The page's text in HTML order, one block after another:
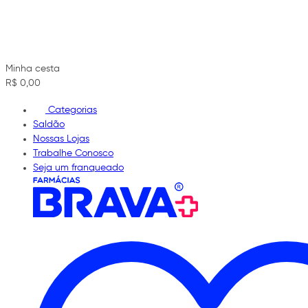
Minha cesta
R$ 0,00
Categorias
Saldão
Nossas Lojas
Trabalhe Conosco
Seja um franqueado